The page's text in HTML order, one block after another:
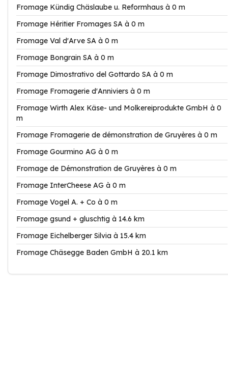
Fromage Kündig Chäslaube u. Reformhaus à 0 m
Fromage Héritier Fromages SA à 0 m
Fromage Val d'Arve SA à 0 m
Fromage Bongrain SA à 0 m
Fromage Dimostrativo del Gottardo SA à 0 m
Fromage Fromagerie d'Anniviers à 0 m
Fromage Wirth Alex Käse- und Molkereiprodukte GmbH à 0
m
Fromage Fromagerie de démonstration de Gruyères à 0 m
Fromage Gourmino AG à 0 m
Fromage de Démonstration de Gruyères à 0 m
Fromage InterCheese AG à 0 m
Fromage Vogel A. + Co à 0 m
Fromage gsund + gluschtig à 14.6 km
Fromage Eichelberger Silvia à 15.4 km
Fromage Chäsegge Baden GmbH à 20.1 km